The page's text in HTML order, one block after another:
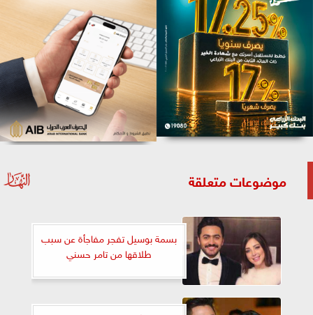
موضوعات متعلقة
بسمة بوسيل تفجر مفاجأة عن سبب
طلاقها من تامر حسني